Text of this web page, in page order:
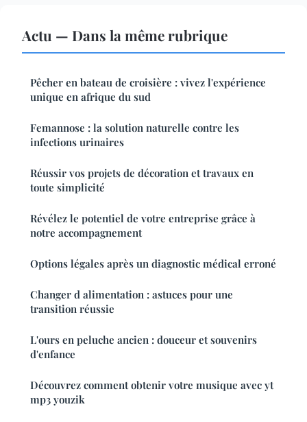
Actu — Dans la même rubrique
Pêcher en bateau de croisière : vivez l'expérience
unique en afrique du sud
Femannose : la solution naturelle contre les
infections urinaires
Réussir vos projets de décoration et travaux en
toute simplicité
Révélez le potentiel de votre entreprise grâce à
notre accompagnement
Options légales après un diagnostic médical erroné
Changer d alimentation : astuces pour une
transition réussie
L'ours en peluche ancien : douceur et souvenirs
d'enfance
Découvrez comment obtenir votre musique avec yt
mp3 youzik